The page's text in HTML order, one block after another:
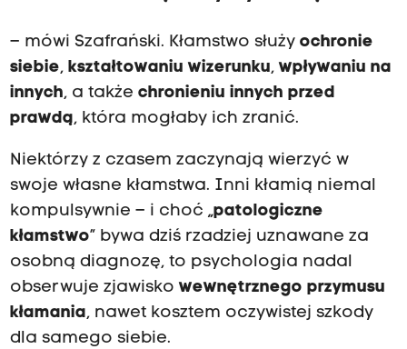
– mówi Szafrański. Kłamstwo służy ochronie
siebie, kształtowaniu wizerunku,wpływaniu na
innych, a także chronieniu innych przed
prawdą, która mogłaby ich zranić.
Niektórzy z czasem zaczynają wierzyć w
swoje własne kłamstwa. Inni kłamią niemal
kompulsywnie – i choć „patologiczne
kłamstwo” bywa dziś rzadziej uznawane za
osobną diagnozę, to psychologia nadal
obserwuje zjawiskowewnętrznego przymusu
kłamania, nawet kosztem oczywistej szkody
dla samego siebie.